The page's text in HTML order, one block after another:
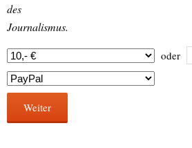
des
Journalismus.
oder
Weiter